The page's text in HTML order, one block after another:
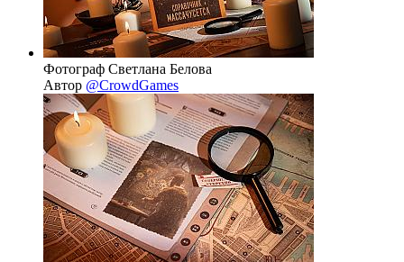
Фотограф Светлана Белова
Автор @CrowdGames